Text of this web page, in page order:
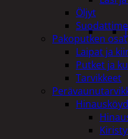
Öljyt
Pakoputken osat
Laipat ja
Putket ja
Tarvikkeet